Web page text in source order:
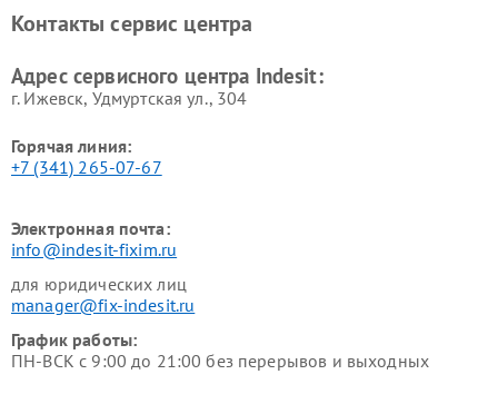
Indesit
Indesit
Контакты сервис центра
Адрес сервисного центра Indesit:
г. Ижевск, Удмуртская ул., 304
Горячая линия:
+7 (341) 265-07-67
Электронная почта:
info@indesit-fixim.ru
для юридических лиц
manager@fix-indesit.ru
График работы:
ПН-ВСК с 9:00 до 21:00 без перерывов и выходных